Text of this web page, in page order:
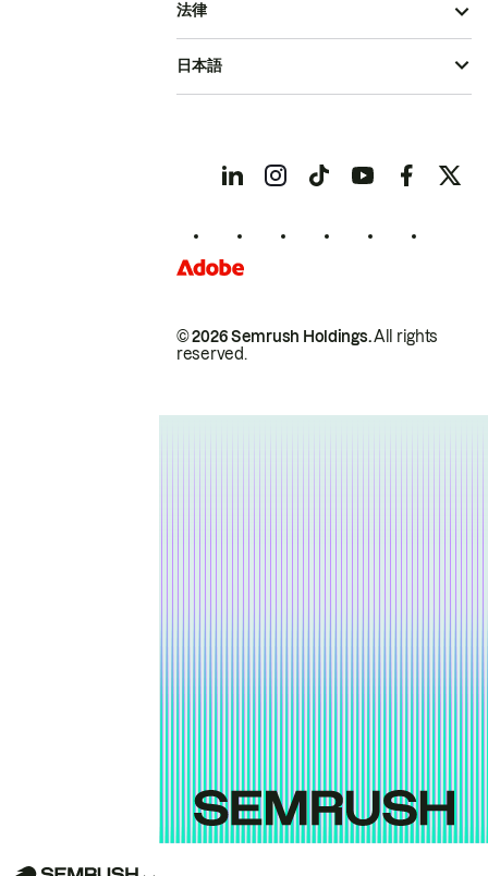
© 2026 Semrush Holdings.All rights
reserved.
法律
日本語